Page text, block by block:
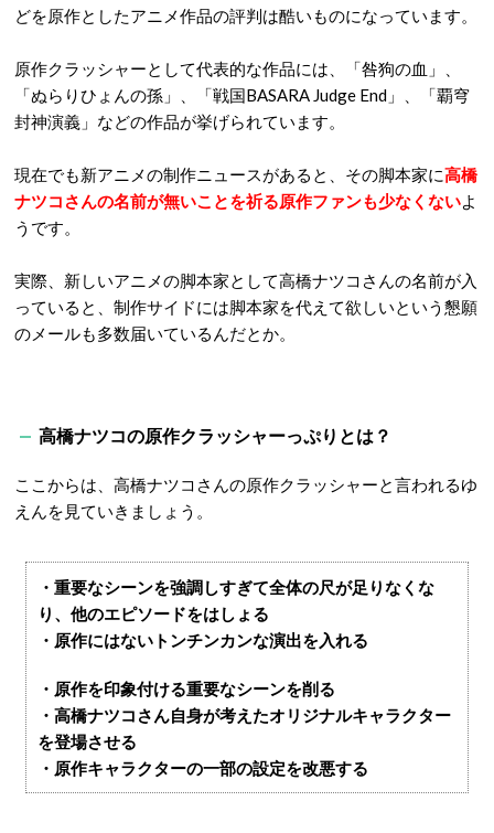
どを原作としたアニメ作品の評判は酷いものになっています。
原作クラッシャーとして代表的な作品には、
「咎狗の血」、
「ぬらりひょんの孫」、「戦国BASARA Judge End」、「覇穹
封神演義」などの作品が挙げられています。
現在でも新アニメの制作ニュースがあると、その脚本家に高橋
ナツコさんの名前が無いことを祈る原作ファンも少なくないよ
うです。
実際、新しいアニメの脚本家として高橋ナツコさんの名前が入
っていると、制作サイドには脚本家を代えて欲しいという懇願
のメールも多数届いているんだとか。
高橋ナツコの原作クラッシャーっぷりとは？
ここからは、高橋ナツコさんの原作クラッシャーと言われるゆ
えんを見ていきましょう。
・重要なシーンを強調しすぎて全体の尺が足りなくな
り、他のエピソードをはしょる
・原作にはないトンチンカンな演出を入れる
・原作を印象付ける重要なシーンを削る
・高橋ナツコさん自身が考えたオリジナルキャラクター
を登場させる
・原作キャラクターの一部の設定を改悪する